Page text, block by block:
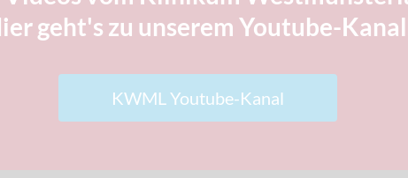
geht's zu unserem Youtube-
KWML Youtube-Kanal